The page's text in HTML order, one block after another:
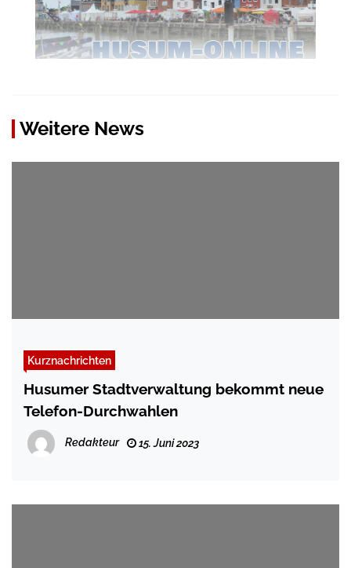
Weitere News
Kurznachrichten
Husumer Stadtverwaltung bekommt neue
Telefon-Durchwahlen
Redakteur 15. Juni 2023